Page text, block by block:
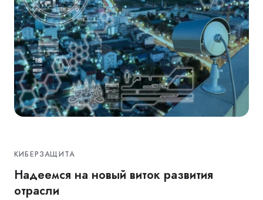
КИБЕРЗАЩИТА
Надеемся на новый виток развития
отрасли